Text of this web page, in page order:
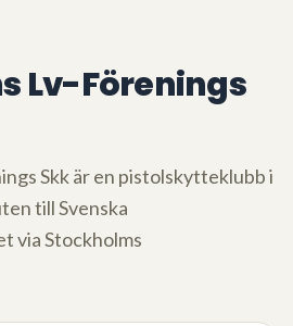
Lv-Förenings
Skkär en pistolskytteklubb i
till Svenska
viaStockholms